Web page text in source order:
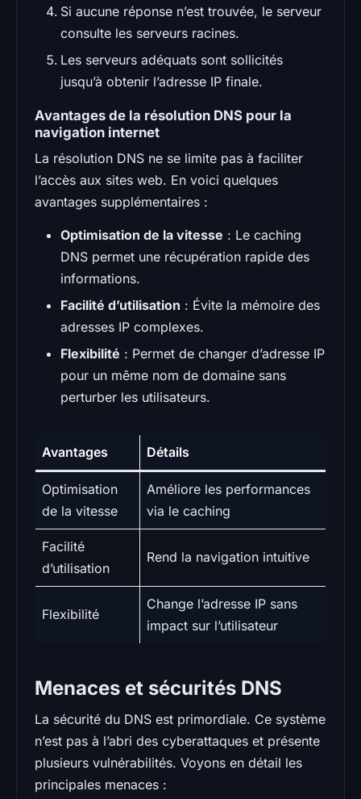
Si aucune réponse n’est trouvée, le serveur
consulte les serveurs racines.
Les serveurs adéquats sont sollicités
jusqu’à obtenir l’adresse IP finale.
Avantages de la résolution DNS pour la
navigation internet
La résolution DNS ne se limite pas à faciliter
l’accès aux sites web. En voici quelques
avantages supplémentaires :
Optimisation de la vitesse : Le caching
DNS permet une récupération rapide des
informations.
Facilité d’utilisation : Évite la mémoire des
adresses IP complexes.
Flexibilité : Permet de changer d’adresse IP
pour un même nom de domaine sans
perturber les utilisateurs.
Avantages Détails
Optimisation
de la vitesse
Améliore les performances
via le caching
Facilité
d’utilisation
Rend la navigation intuitive
Flexibilité
Change l’adresse IP sans
impact sur l’utilisateur
Menaces et sécurités DNS
La sécurité du DNS est primordiale. Ce système
n’est pas à l’abri des cyberattaques et présente
plusieurs vulnérabilités. Voyons en détail les
principales menaces :